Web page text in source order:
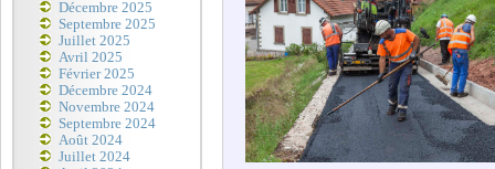
Décembre 2025
Septembre 2025
Juillet 2025
Avril 2025
Février 2025
Décembre 2024
Novembre 2024
Septembre 2024
Août 2024
Juillet 2024